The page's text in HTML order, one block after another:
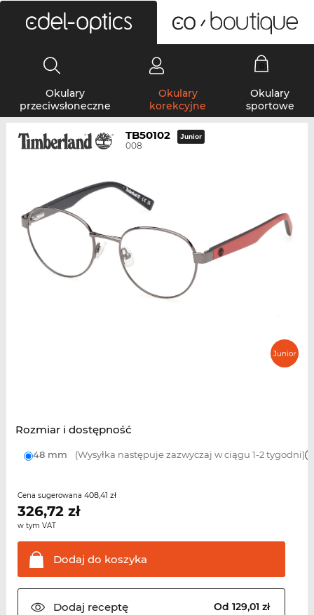
Okulary
przeciwsłoneczne
Okulary
korekcyjne
Okulary
sportowe
TB50102
008
Junior
Rozmiar i dostępność
48 mm (Wysyłka następuje zazwyczaj w ciągu 1-2 tygodni)
Cena sugerowana 408,41 zł
326,72zł
w tym VAT
Dodaj do koszyka
Dodaj receptę Od 129,01 zł